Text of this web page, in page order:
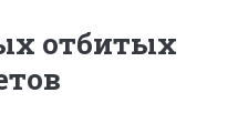
отбитых